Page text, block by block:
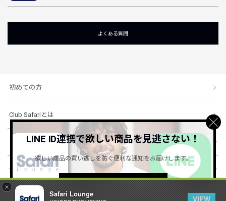
×
Safari Lounge
VIEW
よくある質問
初めての方
Club Safariとは
ショッピングガイド
会社概要・規約
LINE ID連携で欲しい商品を見逃さない！
欲しい商品の買い逃しを防ぐ便利な通知をお届けします。
詳しくはこちら ＞